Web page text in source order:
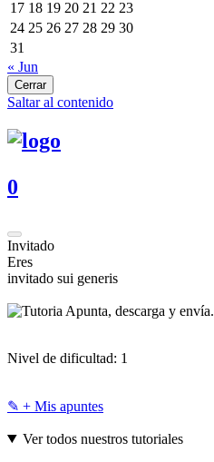
17 18 19 20 21 22 23
24 25 26 27 28 29 30
31
« Jun
Cerrar
Saltar al contenido
0
Invitado
Eres
invitado sui generis
Apunta, descarga y envía.
Nivel de dificultad: 1
✎ + Mis apuntes
Ver todos nuestros tutoriales